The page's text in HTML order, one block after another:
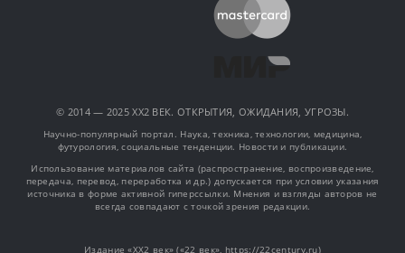
© 2014 — 2025 XX2 ВЕК. ОТКРЫТИЯ, ОЖИДАНИЯ, УГРОЗЫ.
Научно-популярный портал. Наука, техника, технологии, медицина,
футурология, социальные тенденции. Новости и публикации.
Использование материалов сайта (распространение, воспроизведение,
передача, перевод, переработка и др.) допускается при условии указания
источника в форме активной гиперссылки. Мнения и взгляды авторов не
всегда совпадают с точкой зрения редакции.
Издание «XX2 век» («22 век», https://22century.ru)